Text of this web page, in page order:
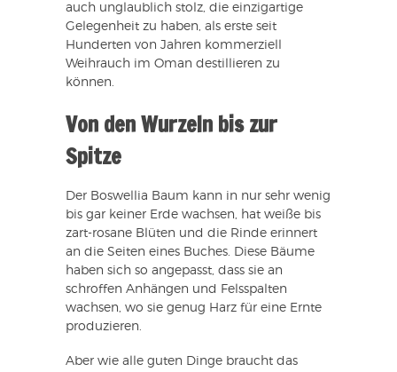
auch unglaublich stolz, die einzigartige
Gelegenheit zu haben, als erste seit
Hunderten von Jahren kommerziell
Weihrauch im Oman destillieren zu
können.
Von den Wurzeln bis zur
Spitze
Der Boswellia Baum kann in nur sehr wenig
bis gar keiner Erde wachsen, hat weiße bis
zart-rosane Blüten und die Rinde erinnert
an die Seiten eines Buches. Diese Bäume
haben sich so angepasst, dass sie an
schroffen Anhängen und Felsspalten
wachsen, wo sie genug Harz für eine Ernte
produzieren.
Aber wie alle guten Dinge braucht das